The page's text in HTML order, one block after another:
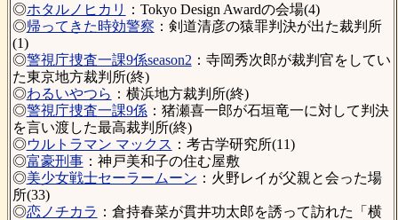
◎ホタルノヒカリ
：Tokyo Design Awardの会場(4)
◎帰ってきた時効警察 ：剣道清彦の猿罪判決が出た裁判所
(1)
◎警視庁捜査一課9係season2 ：寺岡秀次郎が裁判官をしてい
た東京地方裁判所(終)
◎わるいやつら ：横浜地方裁判所(終)
◎警視庁捜査一課9係：猪瀬喜一郎が石垣竜一に対して判決
を言い渡した最高裁判所(終)
◎ウルトラマン マックス ：考古学研究所(11)
◎富豪刑事：神戸美和子の住む屋敷
◎美少女戦士セーラームーン ：火野レイが父親と会った場
所(33)
◎恋ノチカラ ：倉持春菜が貫井功太郎を誘って訪れた「横